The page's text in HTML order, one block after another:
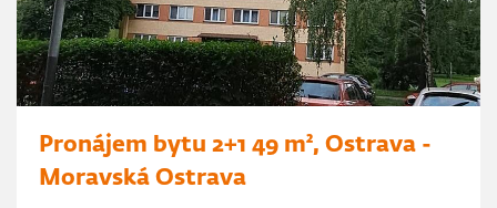
Pronájem bytu 2+1 49 m², Ostrava -
Moravská Ostrava